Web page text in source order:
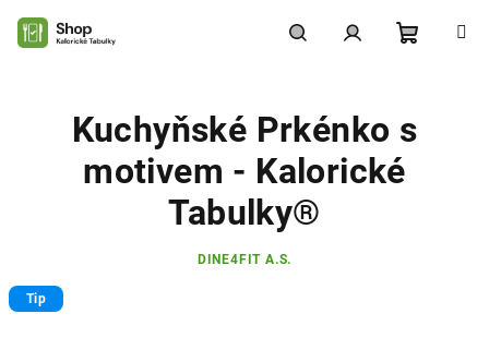
obsah
košík
Kuchyňské Prkénko s
motivem - Kalorické
Tabulky®
DINE4FIT A.S.
Tip